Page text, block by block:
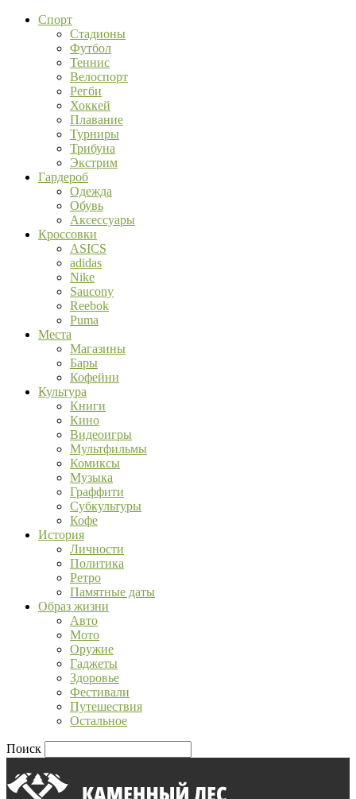
Спорт
Стадионы
Футбол
Теннис
Велоспорт
Регби
Хоккей
Плавание
Турниры
Трибуна
Экстрим
Гардероб
Одежда
Обувь
Аксессуары
Кроссовки
ASICS
adidas
Nike
Saucony
Reebok
Puma
Места
Магазины
Бары
Кофейни
Культура
Книги
Кино
Видеоигры
Мультфильмы
Комиксы
Музыка
Граффити
Субкультуры
Кофе
История
Личности
Политика
Ретро
Памятные даты
Образ жизни
Авто
Мото
Оружие
Гаджеты
Здоровье
Фестивали
Путешествия
Остальное
Поиск